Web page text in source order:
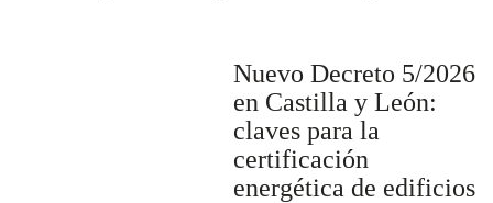
Nuevo Decreto 5/2026
en Castilla y León:
claves para la
certificación
energética de edificios